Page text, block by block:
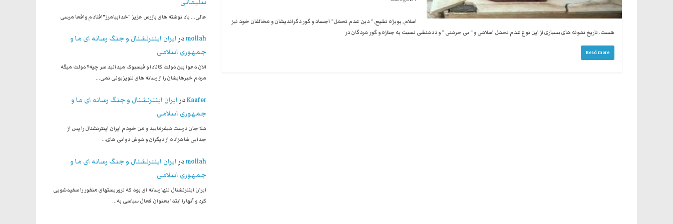
گفتند
اسلام, بویژه تشیع, “ دین عدم تحمل“ اجساد و گور دگراندیشان و مخالفان خود نیز
هست. تاریخ نمونه های بسیاری از این نوع عدم تحمل اسلامی و “ بی حرمتی “ و ددمنشی نسبت به جنازه و گور مردگان در
Read more
عالی... یاد نوشته های بازرس عزیز "خدابیامرز"افتادم واقعا مرسی
mollahدر ایران اینترنشنال و جنگ رسانه ای ما و
جمهوری اسلامی
الان دعوا بین دولت کانادا و فیسبوک میدانید سر چیه؟ دولت میگه
مردم خبرهایشان را از رسانه های تلویزیونی نمی…
Kaaferدر ایران اینترنشنال و جنگ رسانه ای ما و
جمهوری اسلامی
ملا جان درست میفرمایید و من خودم ایران اینترنشنال را پس از
جدایی شاهزاده از دیگران و موش دوانی های…
mollahدر ایران اینترنشنال و جنگ رسانه ای ما و
جمهوری اسلامی
ایران اینترنشنال تنها رسانه ای بود که تروریستهای منفور را سفیدشویی
کرد و آنها را ابتدا بعنوان فعال سیاسی به…